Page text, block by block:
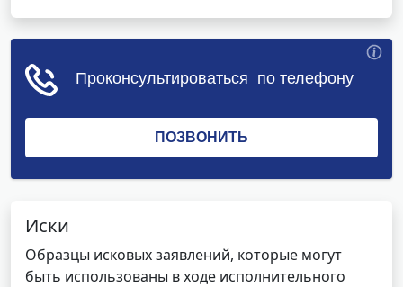
Иски
Образцы исковых заявлений, которые могут
быть использованы в ходе исполнительного